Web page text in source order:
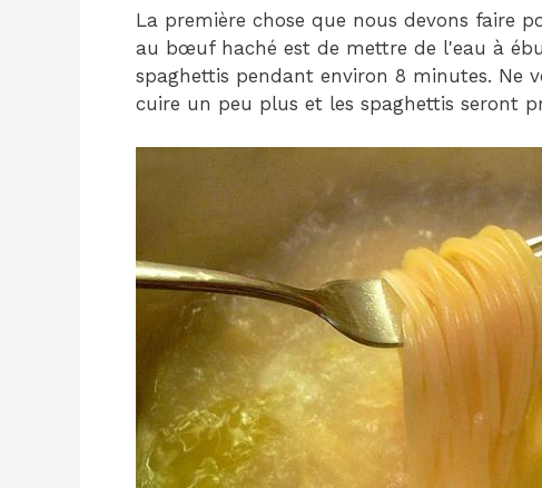
La première chose que nous devons faire
au bœuf haché est de mettre de l'eau à
spaghettis pendant environ 8 minutes. Ne
cuire un peu plus et les spaghettis seront